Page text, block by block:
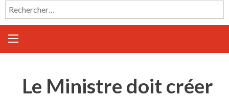
Rechercher :
Le Ministre doit créer